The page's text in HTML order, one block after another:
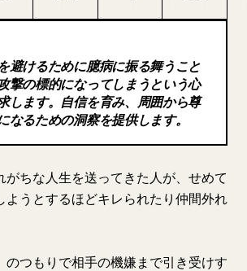
避けるために臆病に振る舞うこと
撃の標的になってしまうという心
します。自信を育み、周囲から尊
なるための洞察を提供します。
がちな人生を送ってきた人が、せめて
ようとするほどキレられたり仲間外れ
のつもりで相手の機嫌まで引き受けす